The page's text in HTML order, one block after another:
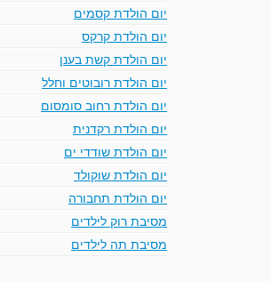
יום הולדת קסמים
יום הולדת קרקס
יום הולדת קשת בענן
יום הולדת רובוטים וחלל
יום הולדת רחוב סומסום
יום הולדת רקדנית
יום הולדת שודדי ים
יום הולדת שוקולד
יום הולדת תחבורה
מסיבת רוק לילדים
מסיבת תה לילדים